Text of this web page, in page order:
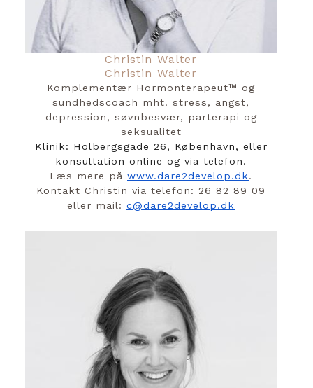
Christin Walter
Christin Walter
Komplementær Hormonterapeut™️ og
sundhedscoach mht. stress, angst,
depression, søvnbesvær, parterapi og
seksualitet
Klinik: Holbergsgade 26, København, eller
konsultation online og via telefon.
Læs mere på www.dare2develop.dk.
Kontakt Christin via telefon: 26 82 89 09
eller mail: c@dare2develop.dk